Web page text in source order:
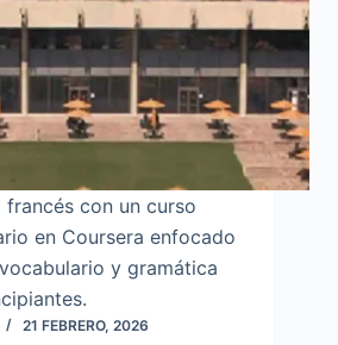
francés con un curso
en Coursera enfocado
y gramática
21 FEBRERO, 2026